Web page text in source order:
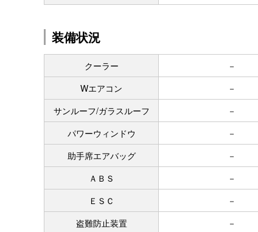
装備状況
クーラー －
Wエアコン
－
サンルーフ/ガラスルーフ
－
パワーウィンドウ
－
助手席エアバッグ
－
ＡＢＳ
－
ＥＳＣ
－
盗難防止装置
－